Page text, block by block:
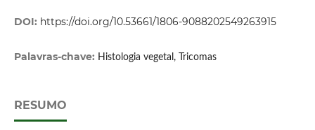
DOI: https://doi.org/10.53661/1806-9088202549263915
Palavras-chave: Histologia vegetal, Tricomas
RESUMO